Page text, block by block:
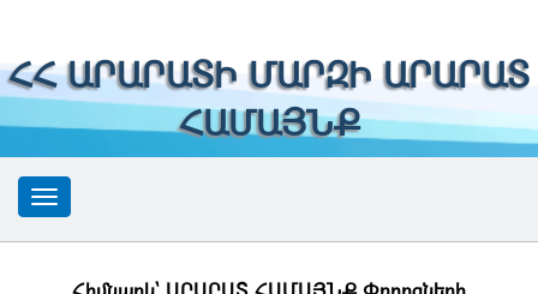
ՀՀ ԱՐԱՐԱՏԻ ՄԱՐԶԻ ԱՐԱՐԱՏ
ՀԱՄԱՅՆՔ